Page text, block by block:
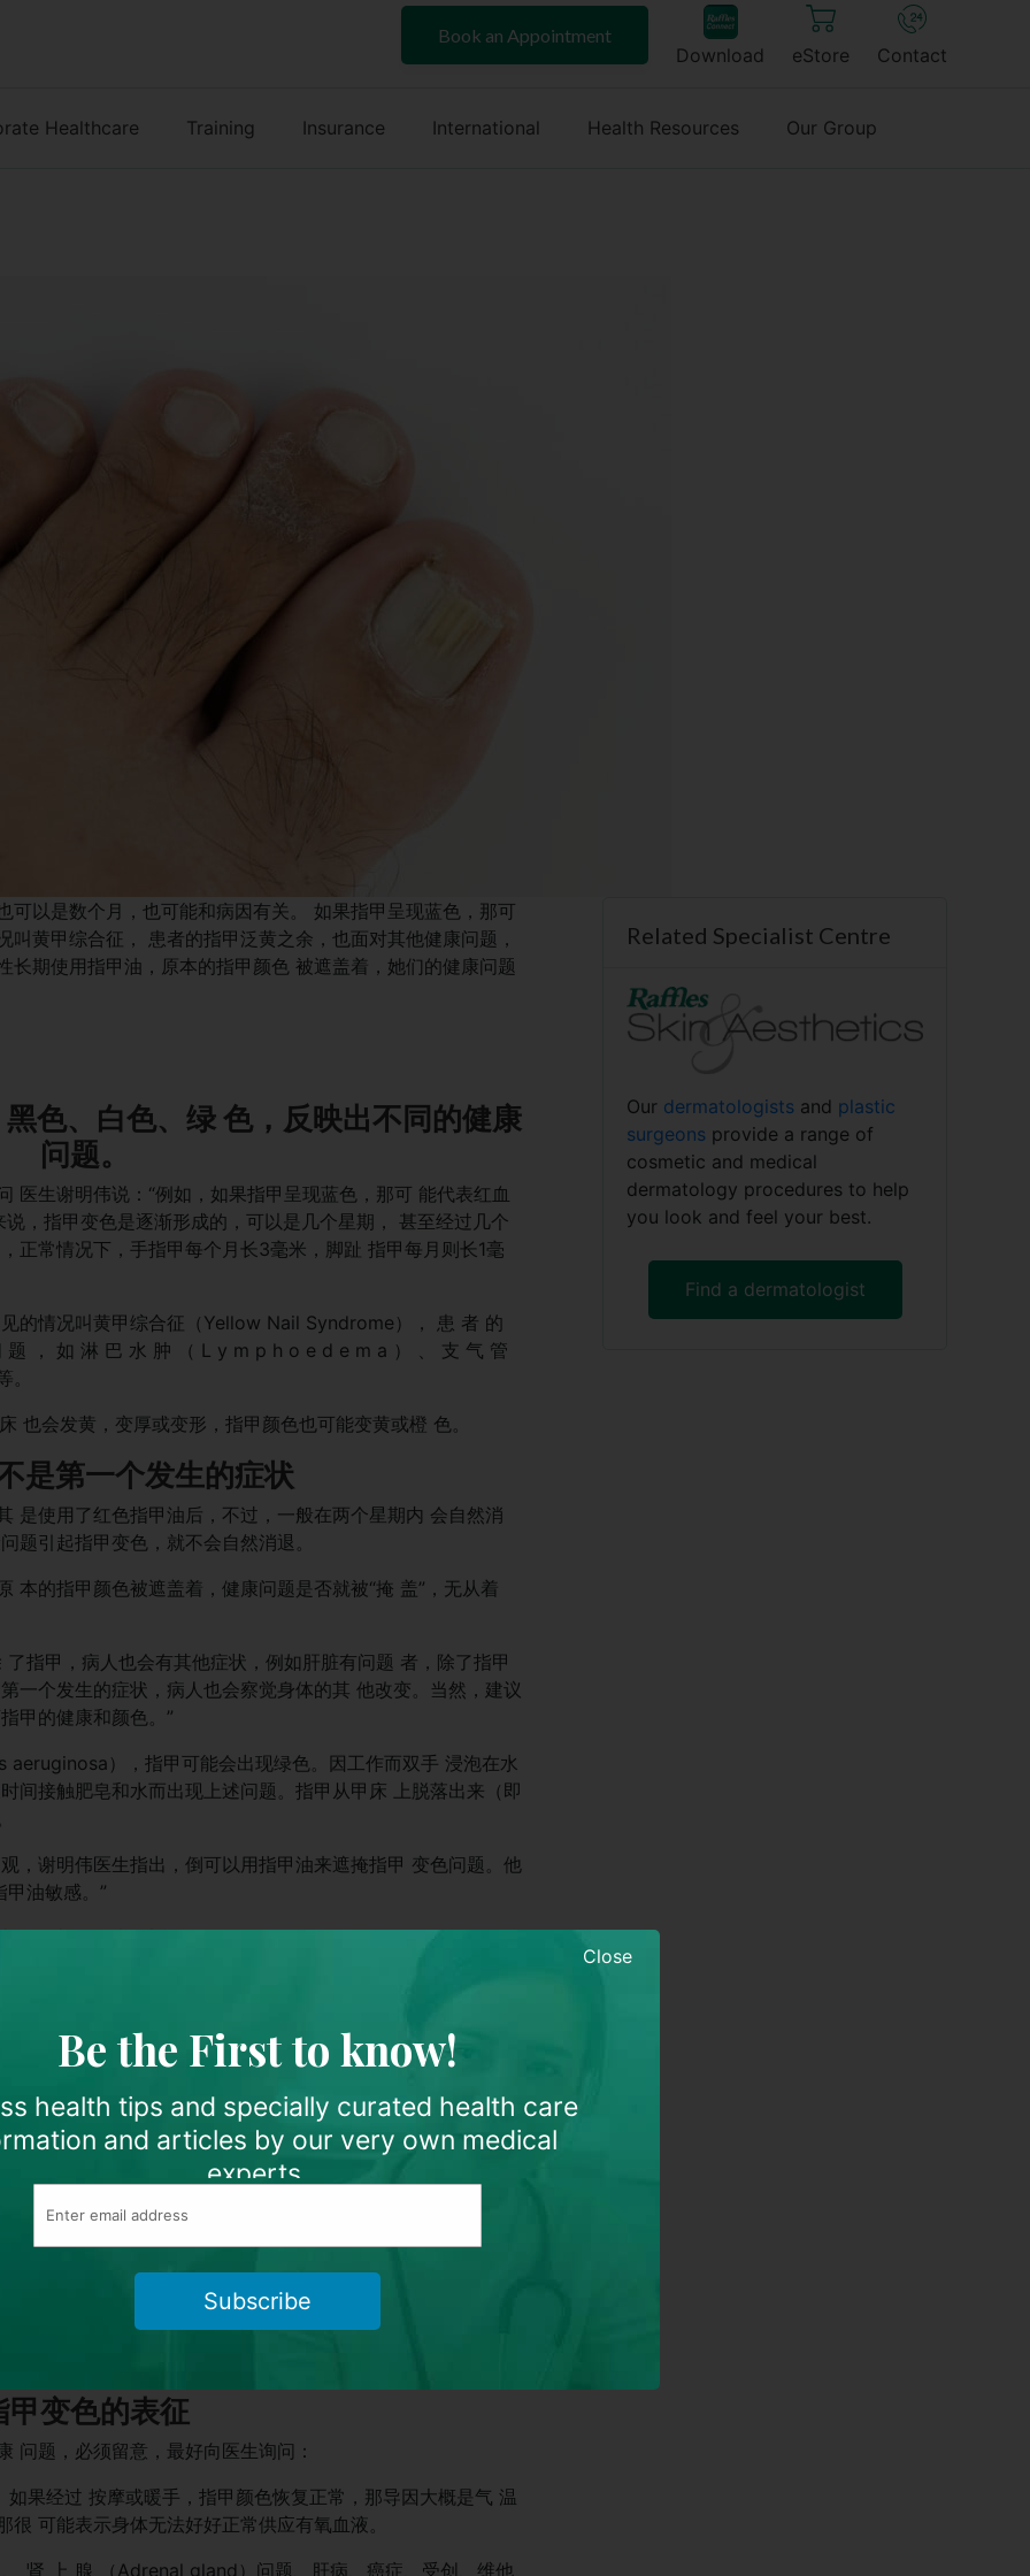
Book an Appointment
Download eStore Contact
Healthcare Training Insurance International Health Resources Our Group
可以是数个月，也可能和病因有关。 如果指甲呈现蓝色，那可
黄甲综合征， 患者的指甲泛黄之余，也面对其他健康问题，
长期使用指甲油，原本的指甲颜色 被遮盖着，她们的健康问题
色、白色、绿 色，反映出不同的健康
问题。
医生谢明伟说：“例如，如果指甲呈现蓝色，那可 能代表红血
，指甲变色是逐渐形成的，可以是几个星期， 甚至经过几个
正常情况下，手指甲每个月长3毫米，脚趾 指甲每月则长1毫
的情况叫黄甲综合征（Yellow Nail Syndrome）， 患 者 的
， 如 淋 巴 水 肿 （ L y m p h o e d e m a ） 、 支 气 管
也会发黄，变厚或变形，指甲颜色也可能变黄或橙 色。
是第一个发生的症状
是使用了红色指甲油后，不过，一般在两个星期内 会自然消
题引起指甲变色，就不会自然消退。
本的指甲颜色被遮盖着，健康问题是否就被“掩 盖”，无从着
指甲，病人也会有其他症状，例如肝脏有问题 者，除了指甲
一个发生的症状，病人也会察觉身体的其 他改变。当然，建议
甲的健康和颜色。”
），指甲可能会出现绿色。因工作而双手 浸泡在水
间接触肥皂和水而出现上述问题。指甲从甲床 上脱落出来（即
，谢明伟医生指出，倒可以用指甲油来遮掩指甲 变色问题。他
油敏感。”
身体健康的一个窗口，皮肤颜色改变，是健康警 讯。皮肤发
伤口明显发黑等，可能是肾上腺状况，如患 阿狄森氏病
的 色 素 蛋 白 仅 有 两 种 ： 红 （ P h e o m e l a n i n ）
搭，影响个 人发色的深浅。基本上，黑色素蛋白越多，发色就
也就 因此变灰，变白。”
变白，现实生活里，营养不足也可能出现这样的 情况，例
甲变色的表征
问题，必须留意，最好向医生询问：
果经过 按摩或暖手，指甲颜色恢复正常，那导因大概是气 温
可能表示身体无法好好正常供应有氧血液。
肾 上 腺 （Adrenal gland）问题、肝病、癌症、受创、维他
Related Specialist Centre
Our dermatologists and plastic
surgeons provide a range of
cosmetic and medical
dermatology procedures to help
you look and feel your best.
Find a dermatologist
Be the First to know!
health tips and specially curated health care
and articles by our very own medical
experts.
Close
Subscribe